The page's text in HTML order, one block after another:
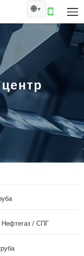
🌐▼
/ СПГ